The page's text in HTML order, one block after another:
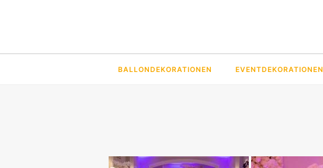
BALLONDEKORATIONEN EVENTDEKORATIONEN